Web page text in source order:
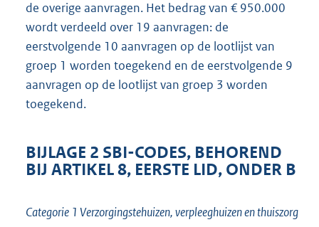
de overige aanvragen. Het bedrag van € 950.000
wordt verdeeld over 19 aanvragen: de
eerstvolgende 10 aanvragen op de lootlijst van
groep 1 worden toegekend en de eerstvolgende 9
aanvragen op de lootlijst van groep 3 worden
toegekend.
BIJLAGE 2 SBI-CODES, BEHOREND
BIJ ARTIKEL 8, EERSTE LID, ONDER B
Categorie 1 Verzorgingstehuizen, verpleeghuizen en thuiszorg